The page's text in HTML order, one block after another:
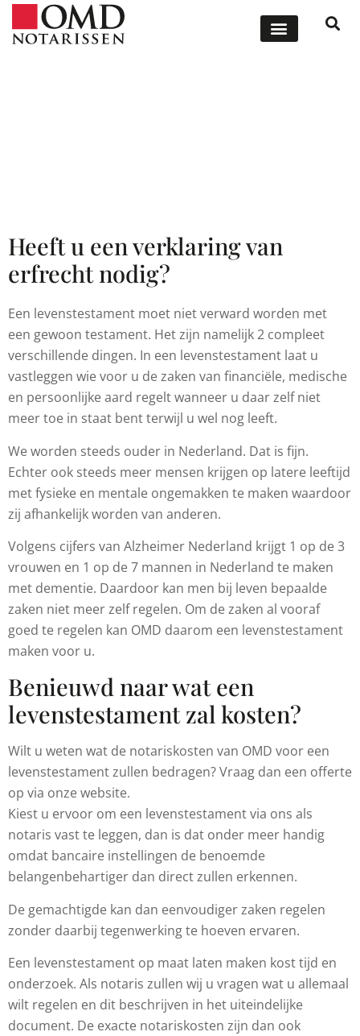
Heeft u een verklaring van
erfrecht nodig?
Een levenstestament moet niet verward worden met
een gewoon testament. Het zijn namelijk 2 compleet
verschillende dingen. In een levenstestament laat u
vastleggen wie voor u de zaken van financiële, medische
en persoonlijke aard regelt wanneer u daar zelf niet
meer toe in staat bent terwijl u wel nog leeft.
We worden steeds ouder in Nederland. Dat is fijn.
Echter ook steeds meer mensen krijgen op latere leeftijd
met fysieke en mentale ongemakken te maken waardoor
zij afhankelijk worden van anderen.
Volgens cijfers van Alzheimer Nederland krijgt 1 op de 3
vrouwen en 1 op de 7 mannen in Nederland te maken
met dementie. Daardoor kan men bij leven bepaalde
zaken niet meer zelf regelen. Om de zaken al vooraf
goed te regelen kan OMD daarom een levenstestament
maken voor u.
Benieuwd naar wat een
levenstestament zal kosten?
Wilt u weten wat de notariskosten van OMD voor een
levenstestament zullen bedragen? Vraag dan een offerte
op via onze website.
Kiest u ervoor om een levenstestament via ons als
notaris vast te leggen, dan is dat onder meer handig
omdat bancaire instellingen de benoemde
belangenbehartiger dan direct zullen erkennen.
De gemachtigde kan dan eenvoudiger zaken regelen
zonder daarbij tegenwerking te hoeven ervaren.
Een levenstestament op maat laten maken kost tijd en
onderzoek. Als notaris zullen wij u vragen wat u allemaal
wilt regelen en dit beschrijven in het uiteindelijke
document. De exacte notariskosten zijn dan ook